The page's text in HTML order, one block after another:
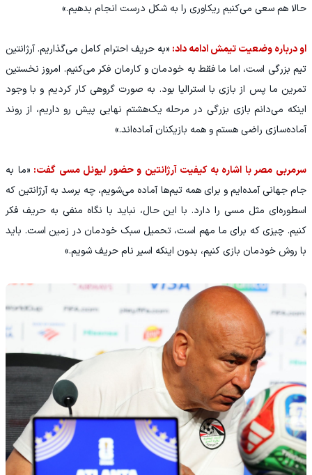
حالا هم سعی می‌کنیم ریکاوری را به شکل درست انجام بدهیم.»
او درباره وضعیت تیمش ادامه داد: «به حریف احترام کامل می‌گذاریم. آرژانتین
تیم بزرگی است، اما ما فقط به خودمان و کارمان فکر می‌کنیم. امروز نخستین
تمرین ما پس از بازی با استرالیا بود. به صورت گروهی کار کردیم و با وجود
اینکه می‌دانم بازی بزرگی در مرحله یک‌هشتم نهایی پیش رو داریم، از روند
آماده‌سازی راضی هستم و همه بازیکنان آماده‌اند.»
سرمربی مصر با اشاره به کیفیت آرژانتین و حضور لیونل مسی گفت: «ما به
جام جهانی آمده‌ایم و برای همه تیم‌ها آماده می‌شویم، چه برسد به آرژانتین که
اسطوره‌ای مثل مسی را دارد. با این حال، نباید با نگاه منفی به حریف فکر
کنیم. چیزی که برای ما مهم است، تحمیل سبک خودمان در زمین است. باید
با روش خودمان بازی کنیم، بدون اینکه اسیر نام حریف شویم.»